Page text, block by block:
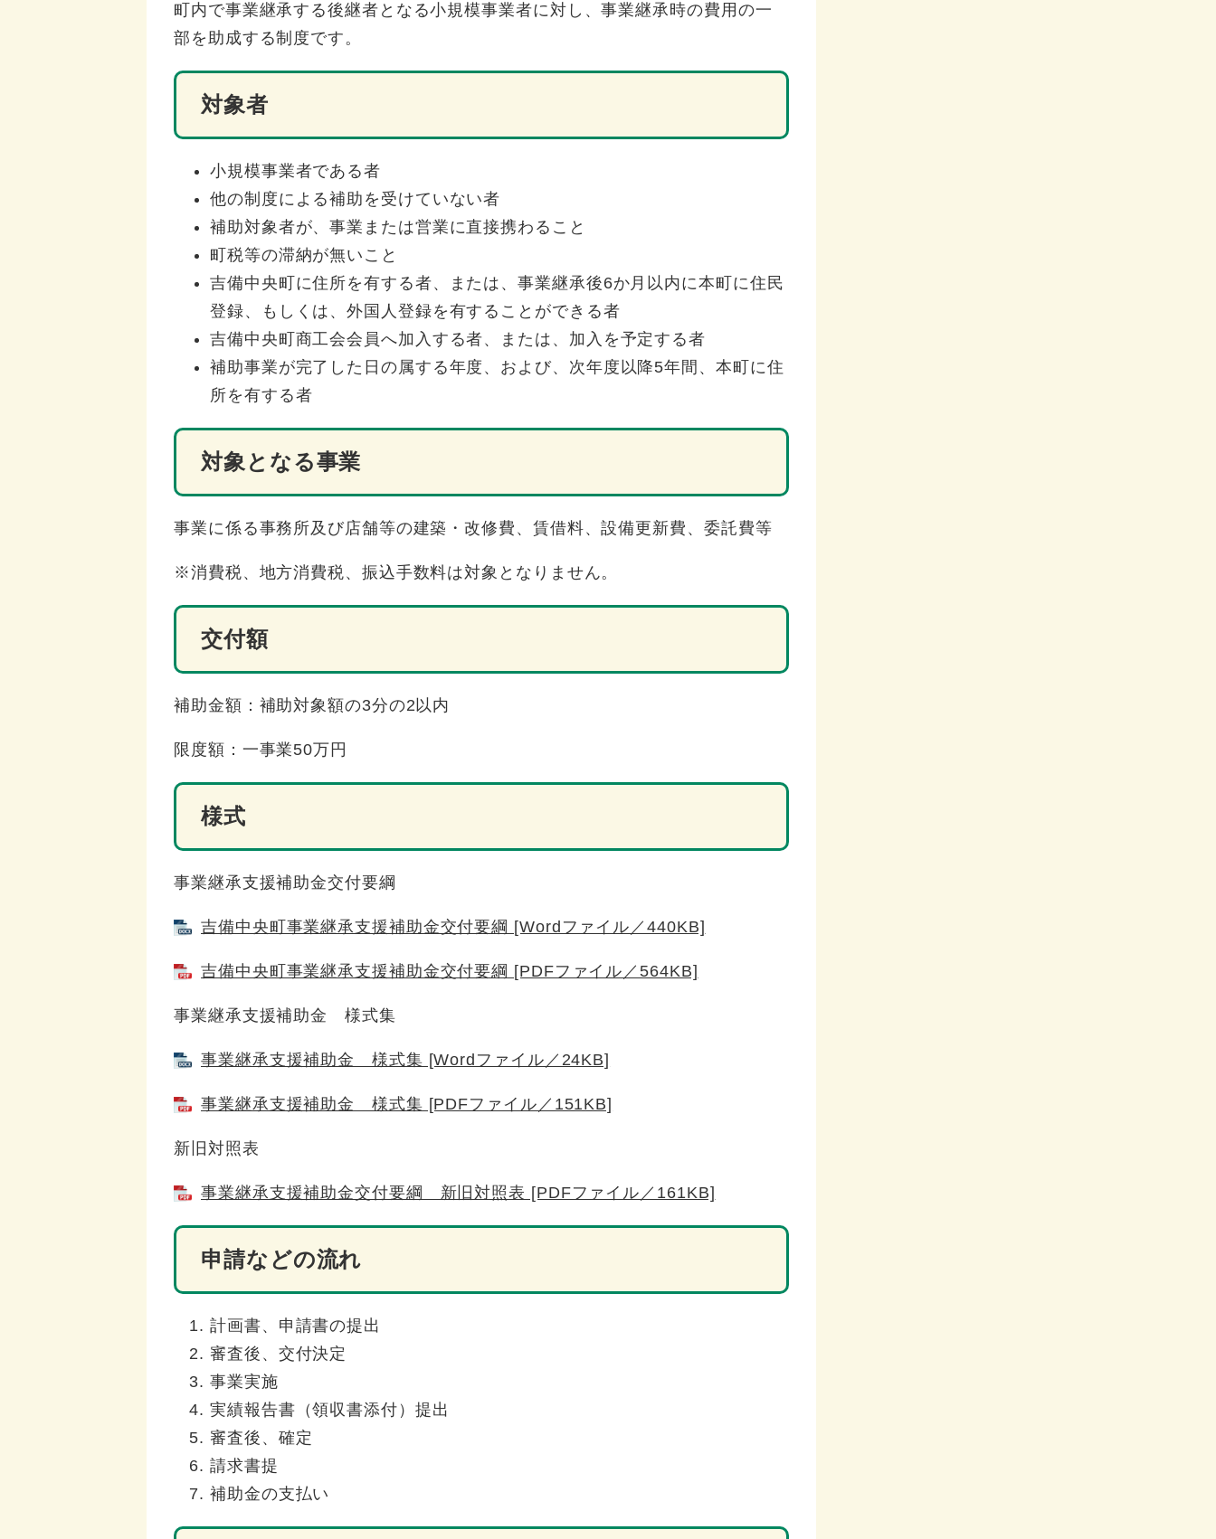
町内で事業継承する後継者となる小規模事業者に対し、事業継承時の費用の一
部を助成する制度です。
対象者
小規模事業者である者
他の制度による補助を受けていない者
補助対象者が、事業または営業に直接携わること
町税等の滞納が無いこと
吉備中央町に住所を有する者、または、事業継承後6か月以内に本町に住民
登録、もしくは、外国人登録を有することができる者
吉備中央町商工会会員へ加入する者、または、加入を予定する者
補助事業が完了した日の属する年度、および、次年度以降5年間、本町に住
所を有する者
対象となる事業
事業に係る事務所及び店舗等の建築・改修費、賃借料、設備更新費、委託費等
※消費税、地方消費税、振込手数料は対象となりません。
交付額
補助金額：補助対象額の3分の2以内
限度額：一事業50万円
様式
事業継承支援補助金交付要綱
吉備中央町事業継承支援補助金交付要綱 [Wordファイル／440KB]
吉備中央町事業継承支援補助金交付要綱 [PDFファイル／564KB]
事業継承支援補助金 様式集
事業継承支援補助金 様式集 [Wordファイル／24KB]
事業継承支援補助金 様式集 [PDFファイル／151KB]
新旧対照表
事業継承支援補助金交付要綱 新旧対照表 [PDFファイル／161KB]
申請などの流れ
計画書、申請書の提出
審査後、交付決定
事業実施
実績報告書（領収書添付）提出
審査後、確定
請求書提
補助金の支払い